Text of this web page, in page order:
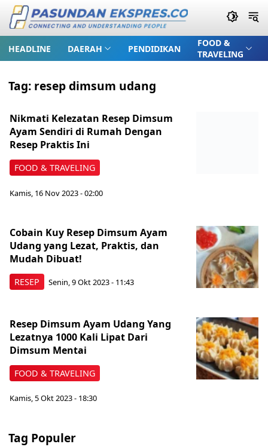
HEADLINE DAERAH PENDIDIKAN
FOOD &
TRAVELING
Tag: resep dimsum udang
FOOD & TRAVELING
Nikmati Kelezatan Resep Dimsum
Ayam Sendiri di Rumah Dengan
Resep Praktis Ini
Kamis, 16 Nov 2023 - 02:00
RESEP
Cobain Kuy Resep Dimsum Ayam
Udang yang Lezat, Praktis, dan
Mudah Dibuat!
Senin, 9 Okt 2023 - 11:43
FOOD & TRAVELING
Resep Dimsum Ayam Udang Yang
Lezatnya 1000 Kali Lipat Dari
Dimsum Mentai
Kamis, 5 Okt 2023 - 18:30
Tag Populer